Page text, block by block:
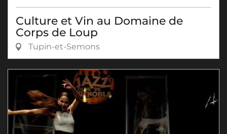
Culture et Vin au Domaine de
Corps de Loup
Tupin-et-Semons